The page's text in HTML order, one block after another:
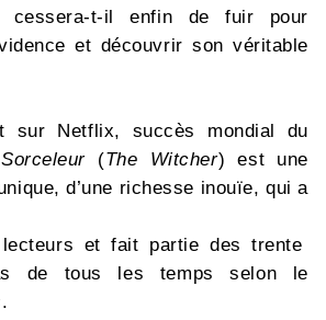
cessera-t-il enfin de fuir pour
et découvrir son véritable
sur Netflix, succès mondial du
(The Witcher) est une
d’une richesse inouïe, qui a
et fait partie des trente
de tous les temps selon le
.